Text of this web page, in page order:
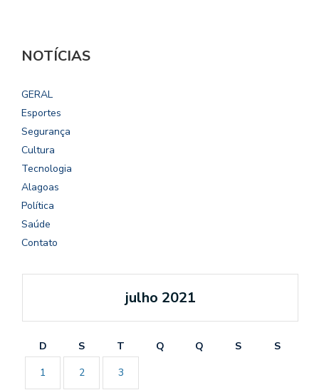
NOTÍCIAS
GERAL
Esportes
Segurança
Cultura
Tecnologia
Alagoas
Política
Saúde
Contato
julho 2021
D S T Q Q S
S
1
2 3